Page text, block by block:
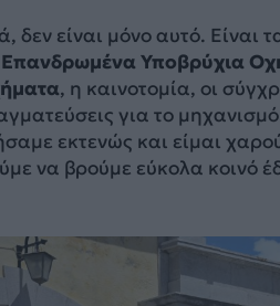
δεν είναι μόνο αυτό. Είναι
Υποβρύχια
, η καινοτομία, οι
για το
εκτενώς και είμαι
να βρούμε εύκολα κοινό